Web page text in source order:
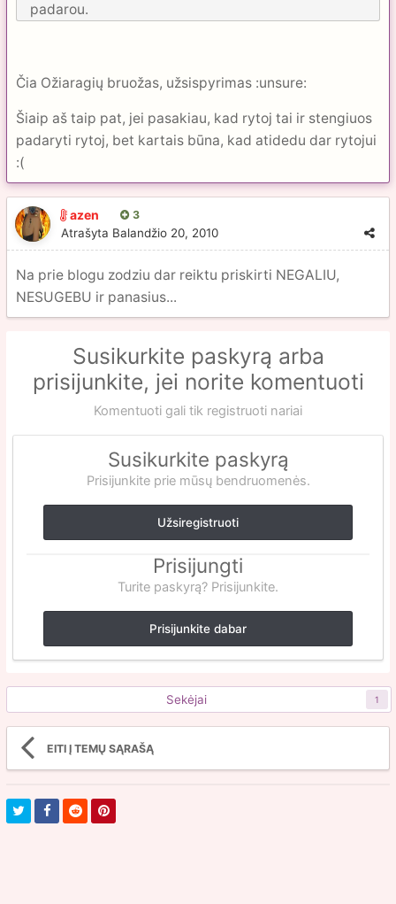
padarou.
Čia Ožiaragių bruožas, užsispyrimas :unsure:
Šiaip aš taip pat, jei pasakiau, kad rytoj tai ir stengiuos
padaryti rytoj, bet kartais būna, kad atidedu dar rytojui
:(
azen 3
Atrašyta Balandžio 20, 2010
Na prie blogu zodziu dar reiktu priskirti NEGALIU,
NESUGEBU ir panasius...
Susikurkite paskyrą arba
prisijunkite, jei norite komentuoti
Komentuoti gali tik registruoti nariai
Susikurkite paskyrą
Prisijunkite prie mūsų bendruomenės.
Užsiregistruoti
Prisijungti
Turite paskyrą? Prisijunkite.
Prisijunkite dabar
Sekėjai 1
EITI Į TEMŲ SĄRAŠĄ